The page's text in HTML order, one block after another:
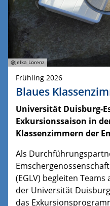
@Jelka Lorenz
Frühling 2026
Blaues
Universität Duisburg-
Exkursionssaison in
Klassenzimmern der
Als
(EGLV) begleiten
der Universität
das